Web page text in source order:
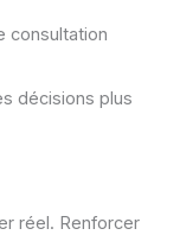
consultation
décisions plus
réel. Renforcer